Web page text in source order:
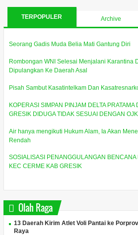
TERPOPULER Archive
Seorang Gadis Muda Belia Mati Gantung Diri
Rombongan WNI Selesai Menjalani Karantina
Dipulangkan Ke Daerah Asal
Pisah Sambut Kasatintelkam Dan
KOPERASI SIMPAN PINJAM DELTA PRATAMA
GRESIK DIDUGA TIDAK SESUAI DENGAN OJK
Air hanya mengikuti Hukum Alam, Ia Akan
Rendah
SOSIALISASI PENANGGULANGAN
KEC CERME KAB GRESIK
Olah Raga
13 Daerah Kirim Atlet Voli Pantai ke
Raya